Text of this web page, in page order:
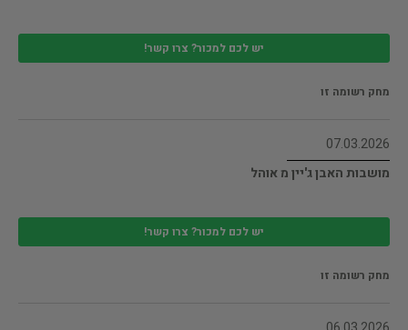
יש לכם למכור? צרו קשר!
מחק רשומה זו
07.03.2026
מושבות האבן ג'יין מ אוהל
יש לכם למכור? צרו קשר!
מחק רשומה זו